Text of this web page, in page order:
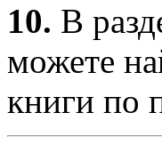
10. В
можете
книги по